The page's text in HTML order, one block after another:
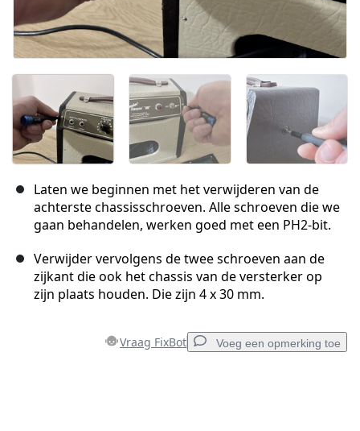
Laten we beginnen met het verwijderen van de
achterste chassisschroeven. Alle schroeven die we
gaan behandelen, werken goed met een PH2-bit.
Verwijder vervolgens de twee schroeven aan de
zijkant die ook het chassis van de versterker op
zijn plaats houden. Die zijn 4 x 30 mm.
Vraag FixBot Voeg een opmerking toe